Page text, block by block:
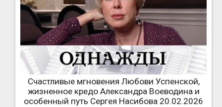
Счастливые мгновения Любови Успенской,
жизненное кредо Александра Воеводина и
особенный путь Сергея Насибова 20.02.2026